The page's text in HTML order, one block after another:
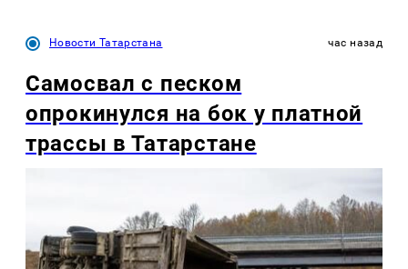
Новости Татарстана час назад
Самосвал с песком
опрокинулся на бок у платной
трассы в Татарстане